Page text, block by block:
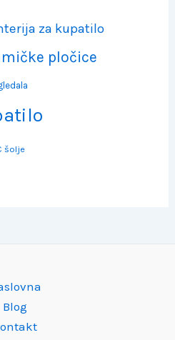
za kupatilo
pločice
šolje
Blog